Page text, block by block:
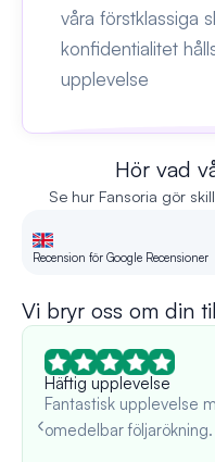
våra förstklassiga
konfidentialitet
upplevelse
Hör vad
Se hur Fansoria gör
Recension för Google Recensioner
Vi bryr oss om din
Häftig upplevelse
Fantastisk upplevelse
omedelbar följarökning.